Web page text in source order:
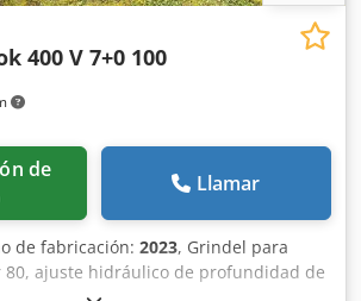
400 V 7+0 100
Llamar
de fabricación: 2023, Grindel para
ajuste hidráulico de profundidad de